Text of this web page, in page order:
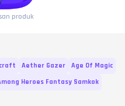
produk
Aether Gazer
Age Of Magic
Heroes Fantasy Samkok